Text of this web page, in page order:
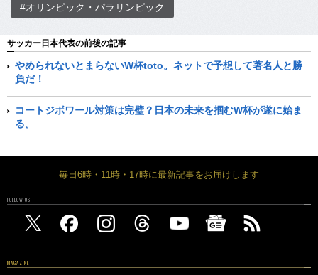
#オリンピック・パラリンピック
サッカー日本代表の前後の記事
やめられないとまらないW杯toto。ネットで予想して著名人と勝
負だ！
コートジボワール対策は完璧？日本の未来を掴むW杯が遂に始ま
る。
毎日6時・11時・17時に最新記事をお届けします
FOLLOW US
MAGAZINE